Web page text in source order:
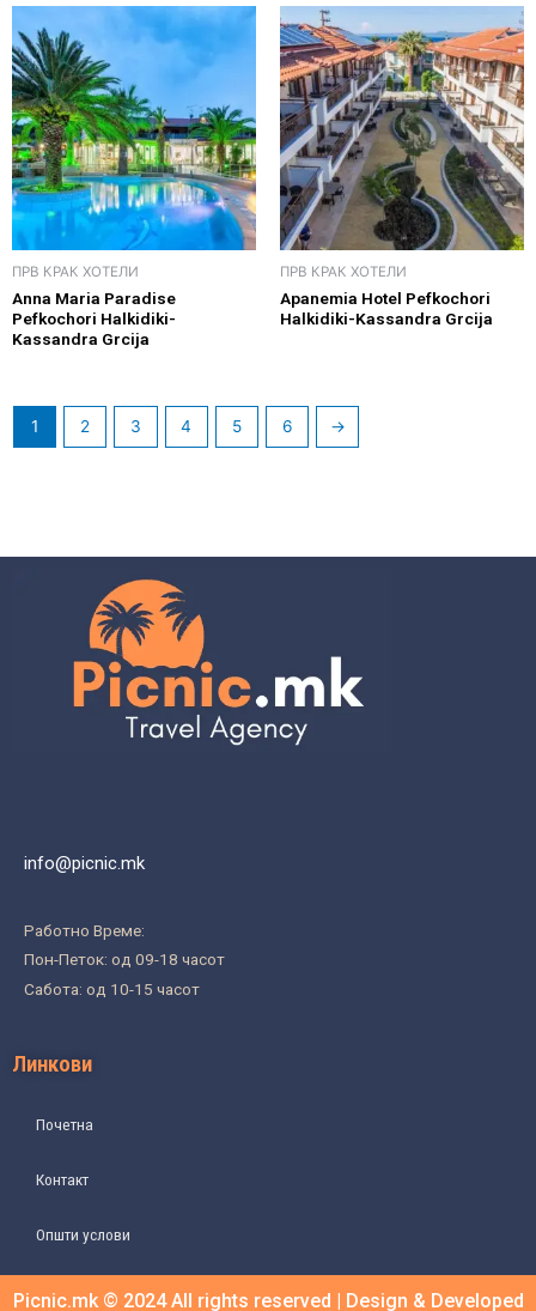
ПРВ КРАК ХОТЕЛИ
Anna Maria Paradise
Pefkochori Halkidiki-
Kassandra Grcija
ПРВ КРАК ХОТЕЛИ
Apanemia Hotel Pefkochori
Halkidiki-Kassandra Grcija
1 2 3 4 5 6 →
info@picnic.mk
Работно Време:
Пон-Петок: од 09-18 часот
Сабота: од 10-15 часот
Линкови
Почетна
Контакт
Општи услови
Picnic.mk © 2024 All rights reserved | Design & Developed